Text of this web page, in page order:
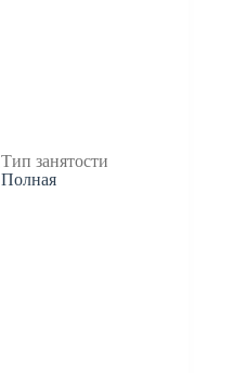
Тип занятости
Полная